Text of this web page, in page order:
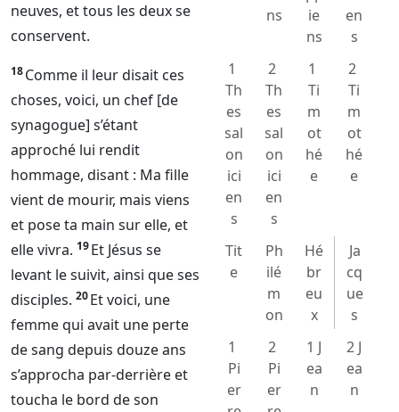
neuves, et tous les deux se
conservent.
18Comme il leur disait ces
choses, voici, un chef [de
synagogue] s’étant
approché lui rendit
hommage, disant : Ma fille
vient de mourir, mais viens
et pose ta main sur elle, et
elle vivra. 19Et Jésus se
levant le suivit, ainsi que ses
disciples. 20Et voici, une
femme qui avait une perte
de sang depuis douze ans
s’approcha par-derrière et
toucha le bord de son
ns
ie
ns
en
s
1
Th
es
sal
on
ici
en
s
2
Th
es
sal
on
ici
en
s
1
Ti
m
ot
hé
e
2
Ti
m
ot
hé
e
Tit
e
Ph
ilé
m
on
Hé
br
eu
x
Ja
cq
ue
s
1
Pi
er
2
Pi
er
1 J
ea
n
2 J
ea
n